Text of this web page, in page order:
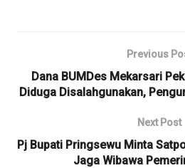
Previous
Dana BUMDes Mekarsari
Diduga Disalahgunakan,
Next Post
Pj Bupati Pringsewu Minta
Jaga Wibawa